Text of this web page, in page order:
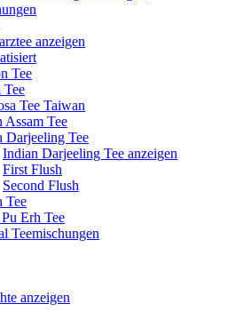
anzeigen
Tee
Tee
Tee Taiwan
Assam Tee
Darjeeling Tee
Indian Darjeeling Tee anzeigen
First Flush
Second Flush
Tee
Erh Tee
Teemischungen
anzeigen